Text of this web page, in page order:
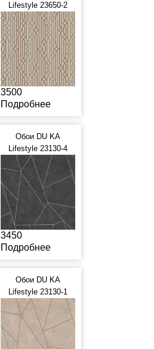
Lifestyle 23650-2
3500
Подробнее
Обои DU KA
Lifestyle 23130-4
3450
Подробнее
Обои DU KA
Lifestyle 23130-1